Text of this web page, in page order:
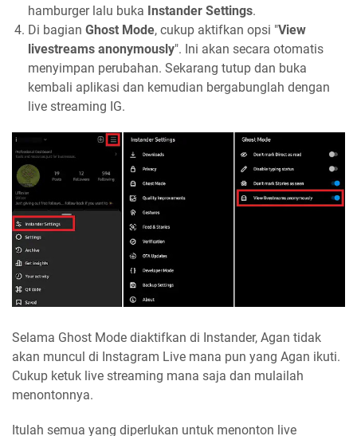
hamburger lalu buka Instander Settings.
Di bagian Ghost Mode, cukup aktifkan opsi "View
livestreams anonymously". Ini akan secara otomatis
menyimpan perubahan. Sekarang tutup dan buka
kembali aplikasi dan kemudian bergabunglah dengan
live streaming IG.
Selama Ghost Mode diaktifkan di Instander, Agan tidak
akan muncul di Instagram Live mana pun yang Agan ikuti.
Cukup ketuk live streaming mana saja dan mulailah
menontonnya.
Itulah semua yang diperlukan untuk menonton live